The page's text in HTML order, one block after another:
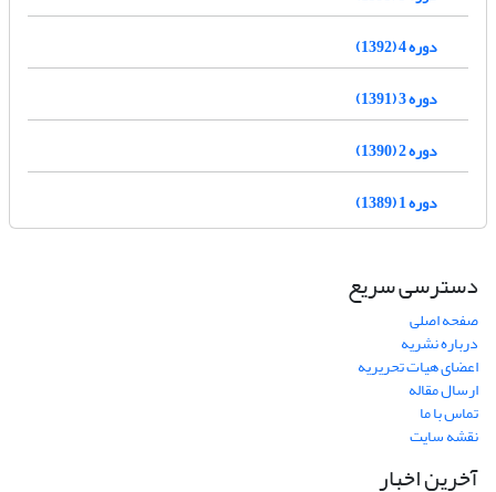
دوره 4 (1392)
دوره 3 (1391)
دوره 2 (1390)
دوره 1 (1389)
دسترسی سریع
صفحه اصلی
درباره نشریه
اعضای هیات تحریریه
ارسال مقاله
تماس با ما
نقشه سایت
آخرین اخبار